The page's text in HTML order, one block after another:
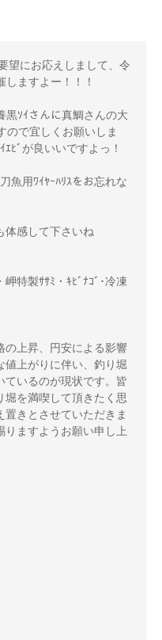
望にお応えしまして、令
しますよー！！！
ｿｲさんに真鯛さんの大
ので宜しくお願いしま
ｴﾋﾞが良いいですよっ！
魚用ﾜｲﾔｰﾊﾘｽをお忘れな
体感して下さいね
特製ｻｻﾐ・ｷﾋﾞﾅｺﾞ･冷凍
の上昇、円安による影響
値上がりに伴い、釣り堀
ているのが現状です。皆
堀を満喫して頂きたく思
きとさせていただきま
ますようお願い申し上